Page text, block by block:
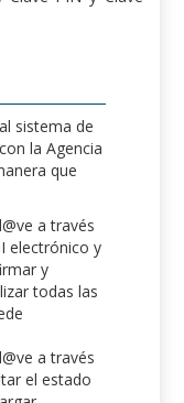
sistema de
la Agencia
que
a través
electrónico y
y
todas las
a través
el estado